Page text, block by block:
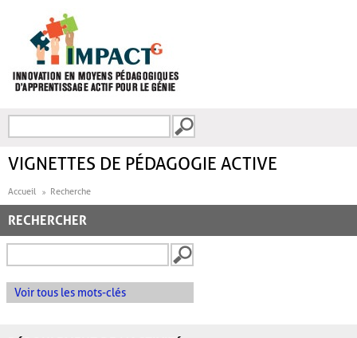
FORMULAIRE DE
VIGNETTES DE PÉDAGOGIE ACTIVE
Accueil Recherche
RECHERCHER
Voir tous les mots-clés